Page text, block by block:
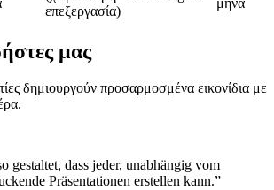
επεξεργασία)
μας
δημιουργούν προσαρμοσμένα εικονίδια με
dass jeder, unabhängig vom
Präsentationen erstellen kann.”